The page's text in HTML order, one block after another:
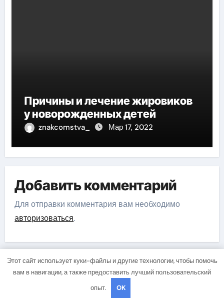
Причины и лечение жировиков
у новорожденных детей
znakcomstva_ Мар 17, 2022
Добавить комментарий
Для отправки комментария вам необходимо
авторизоваться.
Поиск
Этот сайт использует куки-файлы и другие технологии, чтобы помочь
вам в навигации, а также предоставить лучший пользовательский
опыт.
OK